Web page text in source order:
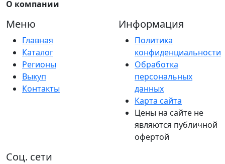
О компании
Меню
Главная
Каталог
Регионы
Выкуп
Контакты
Информация
Политика
конфиденциальности
Обработка
персональных
данных
Карта сайта
Цены на сайте не
являются публичной
офертой
Соц. сети